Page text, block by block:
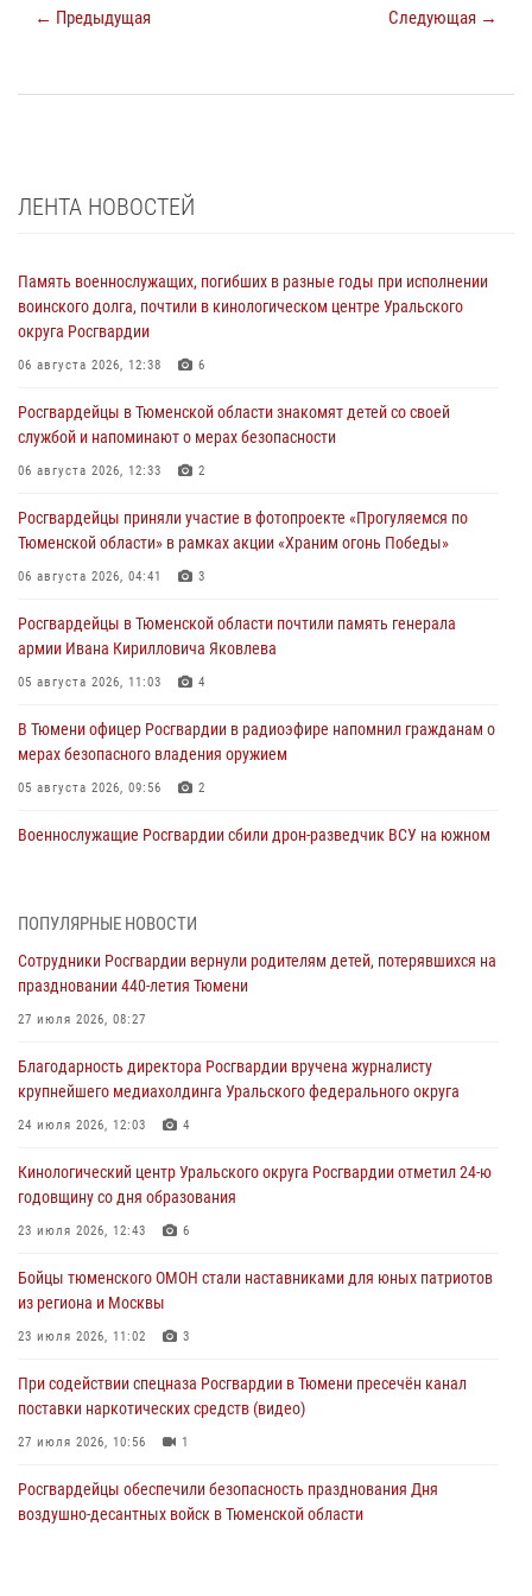
← Предыдущая Следующая →
ЛЕНТА НОВОСТЕЙ
Память военнослужащих, погибших в разные годы при исполнении
воинского долга, почтили в кинологическом центре Уральского
округа Росгвардии
06 августа 2026, 12:38 6
Росгвардейцы в Тюменской области знакомят детей со своей
службой и напоминают о мерах безопасности
06 августа 2026, 12:33 2
Росгвардейцы приняли участие в фотопроекте «Прогуляемся по
Тюменской области» в рамках акции «Храним огонь Победы»
06 августа 2026, 04:41 3
Росгвардейцы в Тюменской области почтили память генерала
армии Ивана Кирилловича Яковлева
05 августа 2026, 11:03 4
В Тюмени офицер Росгвардии в радиоэфире напомнил гражданам о
мерах безопасного владения оружием
05 августа 2026, 09:56 2
Военнослужащие Росгвардии сбили дрон-разведчик ВСУ на южном
масштабных спортивных событий на Урале
05 августа 2026, 05:22
виновника ДТП
05 августа 2026, 05:15
труженицу тыла из Тюмени
04 августа 2026, 11:07
условиях в Тюменской области (видео)
04 августа 2026, 06:28
ПОПУЛЯРНЫЕ НОВОСТИ
Сотрудники Росгвардии вернули родителям детей, потерявшихся на
праздновании 440-летия Тюмени
27 июля 2026, 08:27
Благодарность директора Росгвардии вручена журналисту
крупнейшего медиахолдинга Уральского федерального округа
24 июля 2026, 12:03 4
Кинологический центр Уральского округа Росгвардии отметил 24-ю
годовщину со дня образования
23 июля 2026, 12:43 6
Бойцы тюменского ОМОН стали наставниками для юных патриотов
из региона и Москвы
23 июля 2026, 11:02 3
При содействии спецназа Росгвардии в Тюмени пресечён канал
поставки наркотических средств (видео)
27 июля 2026, 10:56 1
Росгвардейцы обеспечили безопасность празднования Дня
воздушно-десантных войск в Тюменской области